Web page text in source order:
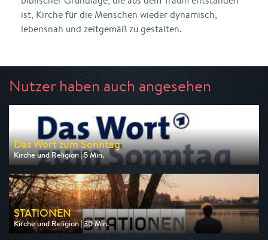
ist, Kirche für die Menschen wieder dynamisch,
lebensnah und zeitgemäß zu gestalten.
Nutzer haben auch angesehen
Das Wort zum Sonntag
Kirche und Religion | 5 Min.
Ausgestrahlt von ARD
am 08.08.2026, 23:35
STATIONEN
Kirche und Religion | 30 Min.
Ausgestrahlt von BR